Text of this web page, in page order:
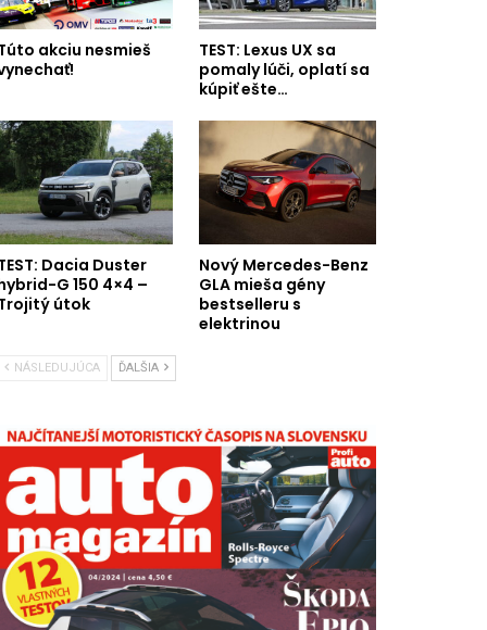
akciu nesmieš
TEST: Lexus UX sa
pomaly lúči, oplatí sa
kúpiť ešte…
Dacia Duster
G 150 4×4 –
útok
Nový Mercedes-Benz
GLA mieša gény
bestselleru s
elektrinou
NÁSLEDUJÚCA ĎALŠIA